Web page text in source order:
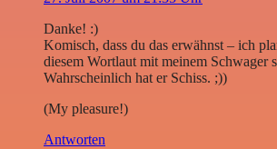
Danke! :)
Komisch, dass du das erwähnst – ich
diesem Wortlaut mit meinem Schwager
Wahrscheinlich hat er Schiss. ;))
(My pleasure!)
Antworten